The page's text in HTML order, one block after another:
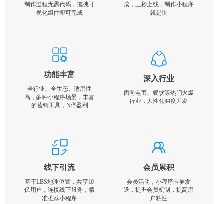
制作过程无需代码，拖拽可
视化组件即可完成
成，三秒上线，制作小程序
就是快
功能丰富
全行业、全生态、适用性
高，多种小程序场景，丰富
的营销工具，N倍盈利
深入行业
面向电商、餐饮等热门火爆
行业，人性化深度开发
线下引流
基于LBS地理位置，共享10
亿用户，连接线下服务，精
准推荐小程序
会员累积
会员活动，小程序卡券发
送，提升会员机制，提高用
户粘性